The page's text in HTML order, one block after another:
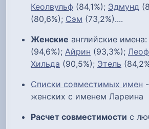
Кеолвульф (84,1%); Эдмунд
(80,6%); Сэм (73,2%)....
Женские английские имена:
(94,6%); Айрин (93,3%);
Хильда (90,5%); Этель
Списки совместимых имен
женских с именем Лареина
Расчет совместимости с